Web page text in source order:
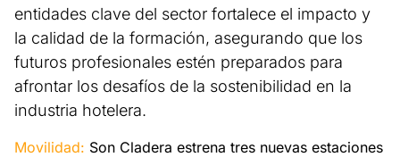
entidades clave del sector fortalece el impacto y
la calidad de la formación, asegurando que los
futuros profesionales estén preparados para
afrontar los desafíos de la sostenibilidad en la
industria hotelera.
Movilidad: Son Cladera estrena tres nuevas estaciones